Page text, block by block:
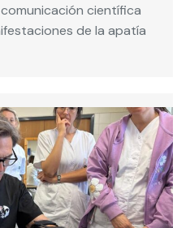
científica
de la apatía